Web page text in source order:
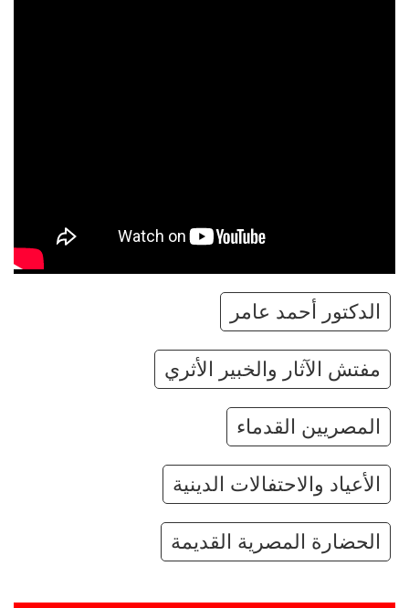
الدكتور أحمد عامر
مفتش الآثار والخبير الأثري
المصريين القدماء
الأعياد والاحتفالات الدينية
الحضارة المصرية القديمة